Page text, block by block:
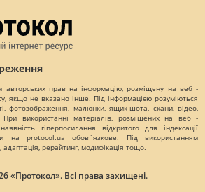
авторських прав на інформацію, розміщену на веб -
якщо не вказано інше. Під інформацією розуміються
фотозображення, малюнки, ящик-шота, скани, відео,
При використанні матеріалів, розміщених на веб -
гіперпосилання відкритого для індексації
на protocol.ua обов`язкове. Під використанням
адаптація, рерайтинг, модифікація тощо.
«Протокол». Всі права захищені.